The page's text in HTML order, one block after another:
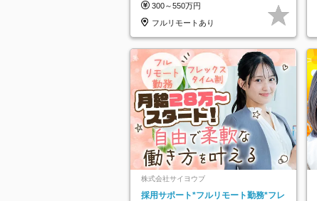
300～550万円
フルリモートあり
株式会社サイヨウブ
採用サポート*フルリモート勤務*フレ